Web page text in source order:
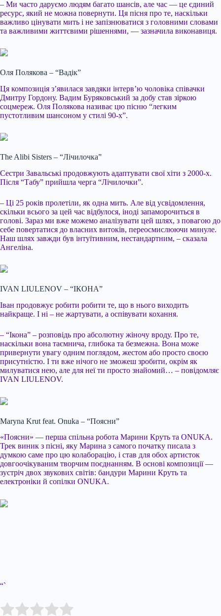
– Ми часто даруємо людям багато шансів, але час — це єдиний
ресурс, який не можна повернути. Ця пісня про те, наскільки
важливо цінувати мить і не запізнюватися з головними словами
та важливими життєвими рішеннями, — зазначила виконавиця.
Оля Полякова – “Вадік”
Ця композиція з’явилася завдяки інтерв’ю чоловіка співачки
Дмитру Гордону. Вадим Буряковський за добу став зіркою
соцмереж. Оля Полякова називає цю пісню “легким
пустотливим шансоном у стилі 90-х”.
The Alibi Sisters – “Лічилочка”
Сестри Завальські продовжують адаптувати свої хіти з 2000-х.
Після “Табу” прийшла черга “Лічилочки”.
– Ці 25 років пролетіли, як одна мить. Але від усвідомлення,
скільки всього за цей час відбулося, іноді запаморочиться в
голові. Зараз ми вже можемо аналізувати цей шлях, з повагою до
себе повертатися до власних витоків, переосмислюючи минуле.
Наш шлях завжди був інтуїтивним, нестандартним, – сказала
Ангеліна.
IVAN LIULENOV – “ІКОНА”
Іван продовжує робити робити те, що в нього виходить
найкраще. І ні – не жартувати, а оспівувати кохання.
– “Ікона” – розповідь про абсолютну жіночу вроду. Про те,
наскільки вона таємнича, глибока та безмежна. Вона може
привернути увагу одним поглядом, жестом або просто своєю
присутністю. І ти вже нічого не зможеш зробити, окрім як
милуватися нею, але для неї ти просто знайомий… – повідомляє
IVAN LIULENOV.
Maryna Krut feat. Onuka – “Поясни”
«Поясни» — перша спільна робота Марини Круть та ONUKA.
Трек виник з пісні, яку Марина з самого початку писала з
думкою саме про цю колаборацію, і став для обох артисток
довгоочікуваним творчим поєднанням. В основі композиції —
зустріч двох звукових світів: бандури Марини Круть та
електроніки й сопілки ONUKA.
“`
Rate this item: